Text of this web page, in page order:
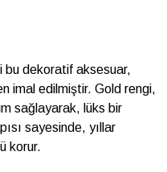
bu dekoratif aksesuar,
imal edilmiştir. Gold rengi,
sağlayarak, lüks bir
sayesinde, yıllar
korur.